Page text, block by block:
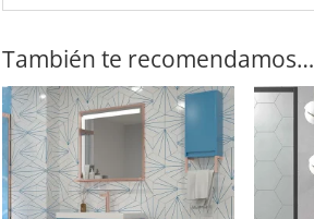
También te recomendamos…